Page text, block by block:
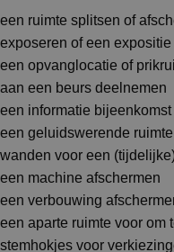
een ruimte splitsen of
exposeren of een
een opvanglocatie of
aan een beurs deelnemen
een informatie
een geluidswerende
wanden voor een
een machine afschermen
een verbouwing
een aparte ruimte voor om
stemhokjes voor